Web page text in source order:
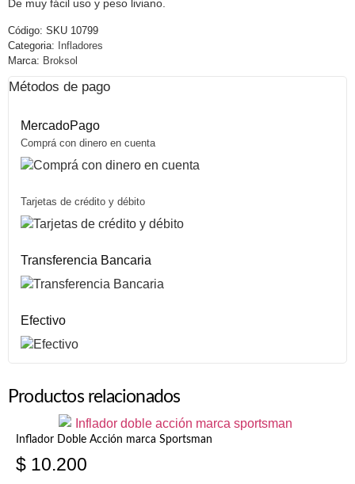
De muy fácil uso y peso liviano.
Código: SKU 10799
Categoria:
Infladores
Marca: Broksol
Métodos de pago
MercadoPago
Comprá con dinero en cuenta
Tarjetas de crédito y débito
Transferencia Bancaria
Efectivo
Productos relacionados
Inflador Doble Acción marca Sportsman
$ 10.200